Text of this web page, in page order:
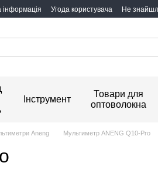
інформація Угода користувача Не
Інструмент
Товари для
оптоволокна
Aneng Мультиметр ANENG Q10-Pro